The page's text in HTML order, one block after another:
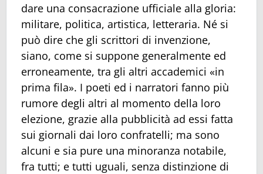
dare una consacrazione ufficiale alla gloria:
militare, politica, artistica, letteraria. Né si
può dire che gli scrittori di invenzione,
siano, come si suppone generalmente ed
erroneamente, tra gli altri accademici «in
prima fila». I poeti ed i narratori fanno più
rumore degli altri al momento della loro
elezione, grazie alla pubblicità ad essi fatta
sui giornali dai loro confratelli; ma sono
alcuni e sia pure una minoranza notabile,
fra tutti; e tutti uguali, senza distinzione di